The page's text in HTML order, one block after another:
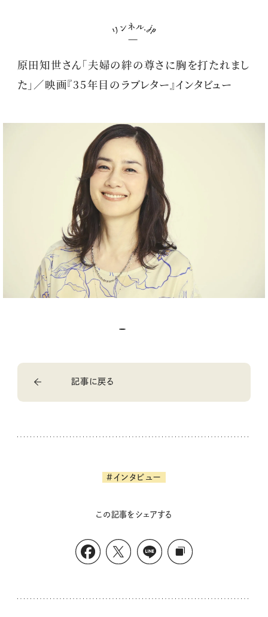
原田知世さん「夫婦の絆の尊さに胸を打たれまし
た」／映画『35年目のラブレター』インタビュー
記事に戻る
#インタビュー
この記事をシェアする